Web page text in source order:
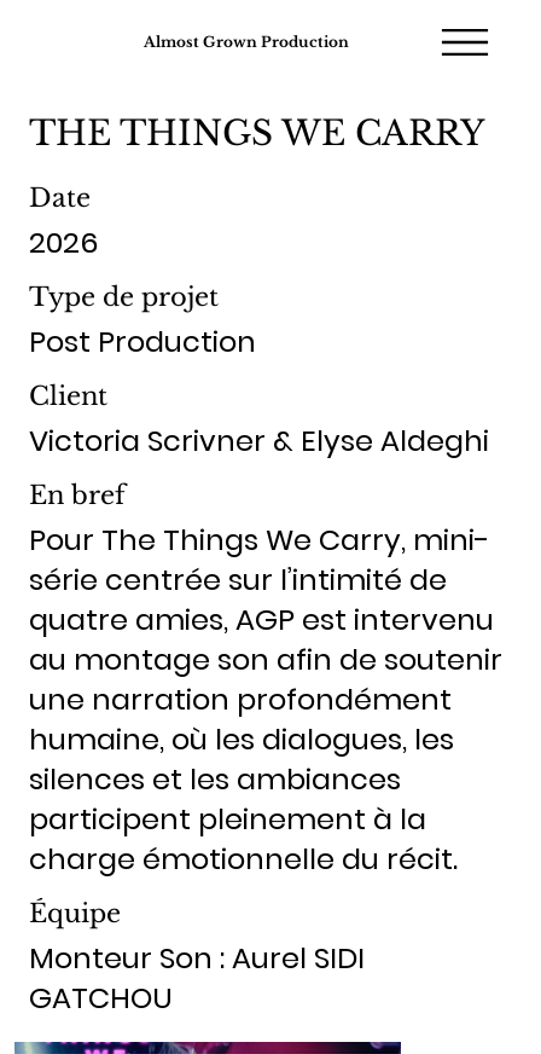
Almost Grown Production
THE THINGS WE CARRY
Date
2026
Type de projet
Post Production
Client
Victoria Scrivner & Elyse Aldeghi
En bref
Pour The Things We Carry, mini-
série centrée sur l’intimité de
quatre amies, AGP est intervenu
au montage son afin de soutenir
une narration profondément
humaine, où les dialogues, les
silences et les ambiances
participent pleinement à la
charge émotionnelle du récit.
Équipe
Monteur Son : Aurel SIDI
GATCHOU